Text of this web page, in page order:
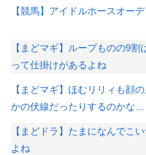
【競馬】アイドルホースオー
【まどマギ】ループものの9
って仕掛けがあるよね
【まどマギ】ほむリリィも顔
かの伏線だったりするのかな…
【まどドラ】たまになんでこ
よね